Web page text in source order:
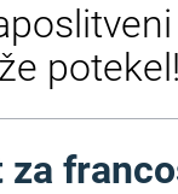
potekel!
za